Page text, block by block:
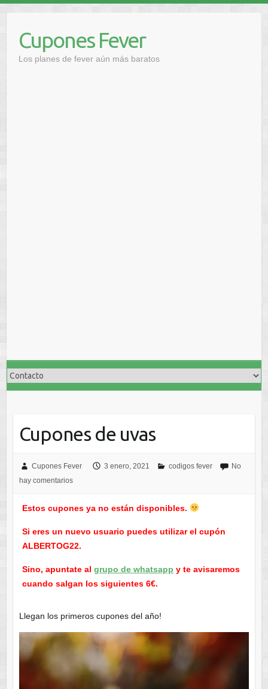
contenidoCupones Fever
Los planes de fever aún más baratos
Cupones de uvas
Cupones Fever 3 enero, 2021 codigos fever
No
hay comentarios
Estos cupones ya no están disponibles.
Si eres un nuevo usuario puedes utilizar el cupón
ALBERTOG22.
Sino, apuntate al grupo de whatsapp y te avisaremos
cuando salgan los siguientes 6€.
Llegan los primeros cupones del año!